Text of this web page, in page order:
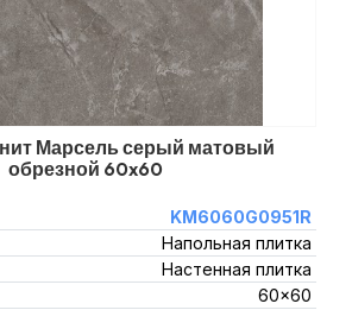
Марсель серый матовый
обрезной 60x60
KM6060G0951R
Напольная плитка
Настенная плитка
60x60